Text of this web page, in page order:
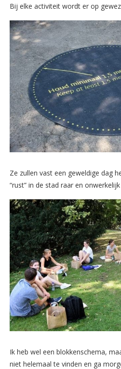
Bij elke activiteit wordt er op
Ze zullen vast een geweldige dag
“rust” in de stad raar en
Ik heb wel een blokkenschema,
niet helemaal te vinden en ga